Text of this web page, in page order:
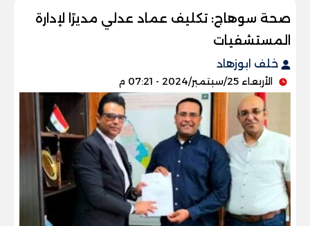
صحة سوهاج: تكليف عماد عدلي مديرًا لإدارة
المستشفيات
خلف ابوزهاد
الأربعاء 25/سبتمبر/2024 - 07:21 م